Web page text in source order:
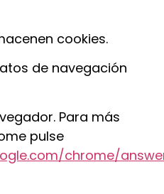
cookies.
de navegación
Para más
pulse
chrome/